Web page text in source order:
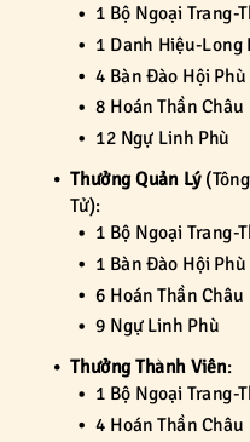
1 Bộ Ngoại Trang-
1 Danh Hiệu-Long
4 Bàn Đào Hội Phù
8 Hoán Thần Châu
12 Ngự Linh Phù
Thưởng Quản Lý
Tử):
1 Bộ Ngoại Trang-
1 Bàn Đào Hội Phù
6 Hoán Thần Châu
9 Ngự Linh Phù
Thưởng Thành Viên:
1 Bộ Ngoại Trang-
4 Hoán Thần Châu